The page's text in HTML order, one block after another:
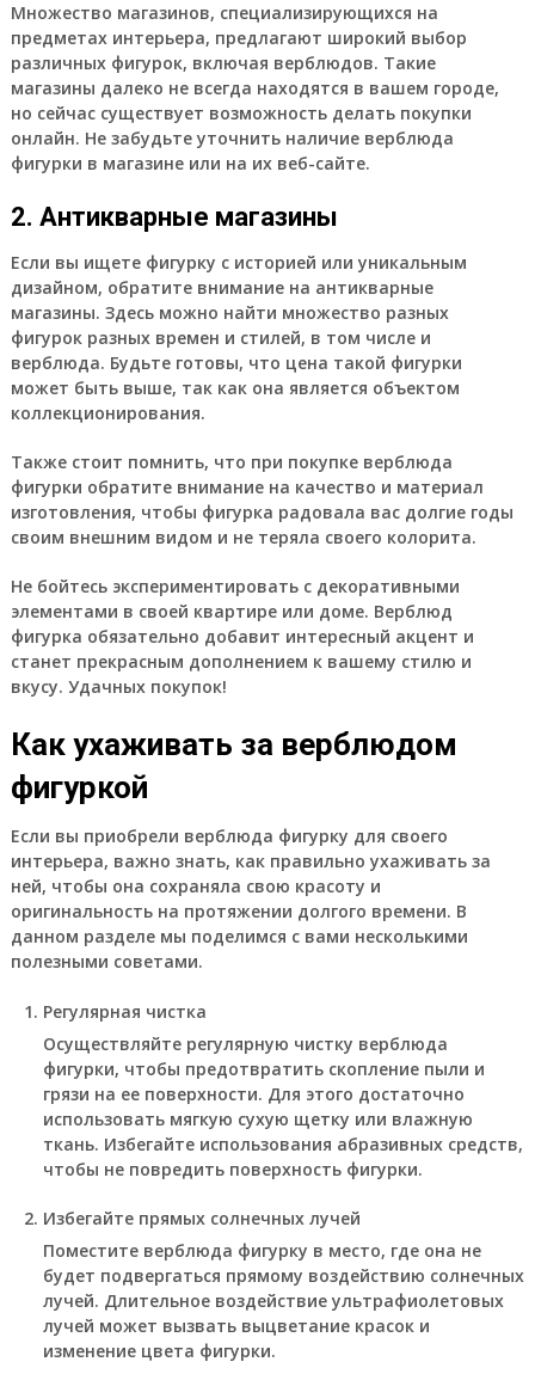
Множество магазинов, специализирующихся на
предметах интерьера, предлагают широкий выбор
различных фигурок, включая верблюдов. Такие
магазины далеко не всегда находятся в вашем городе,
но сейчас существует возможность делать покупки
онлайн. Не забудьте уточнить наличие верблюда
фигурки в магазине или на их веб-сайте.
2. Антикварные магазины
Если вы ищете фигурку с историей или уникальным
дизайном, обратите внимание на антикварные
магазины. Здесь можно найти множество разных
фигурок разных времен и стилей, в том числе и
верблюда. Будьте готовы, что цена такой фигурки
может быть выше, так как она является объектом
коллекционирования.
Также стоит помнить, что при покупке верблюда
фигурки обратите внимание на качество и материал
изготовления, чтобы фигурка радовала вас долгие годы
своим внешним видом и не теряла своего колорита.
Не бойтесь экспериментировать с декоративными
элементами в своей квартире или доме. Верблюд
фигурка обязательно добавит интересный акцент и
станет прекрасным дополнением к вашему стилю и
вкусу. Удачных покупок!
Как ухаживать за верблюдом
фигуркой
Если вы приобрели верблюда фигурку для своего
интерьера, важно знать, как правильно ухаживать за
ней, чтобы она сохраняла свою красоту и
оригинальность на протяжении долгого времени. В
данном разделе мы поделимся с вами несколькими
полезными советами.
Регулярная чистка
Осуществляйте регулярную чистку верблюда
фигурки, чтобы предотвратить скопление пыли и
грязи на ее поверхности. Для этого достаточно
использовать мягкую сухую щетку или влажную
ткань. Избегайте использования абразивных средств,
чтобы не повредить поверхность фигурки.
Избегайте прямых солнечных лучей
Поместите верблюда фигурку в место, где она не
будет подвергаться прямому воздействию солнечных
лучей. Длительное воздействие ультрафиолетовых
лучей может вызвать выцветание красок и
изменение цвета фигурки.